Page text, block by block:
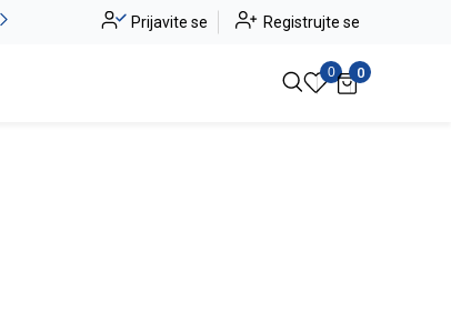
Alma Ras do -50% Pogledaj više
Prijavite se Registrujte se
0 0